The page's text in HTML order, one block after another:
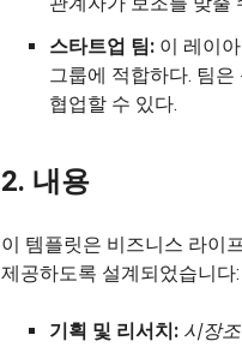
스타트업 팀: 이 레이
그룹에 적합하다. 팀
협업할 수 있다.
2. 내용
이 템플릿은 비즈니스 라이
제공하도록 설계되었습니다:
기획 및 리서치: 시장